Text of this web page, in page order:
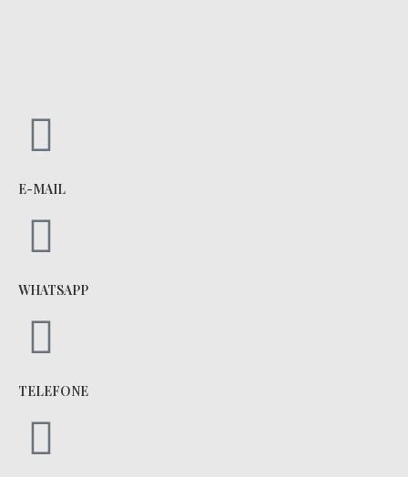
E-MAIL
WHATSAPP
TELEFONE